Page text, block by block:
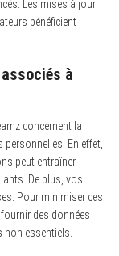
Les mises à jour
bénéficient
à
concernent la
En effet,
peut entraîner
De plus, vos
Pour minimiser ces
des données
non essentiels.